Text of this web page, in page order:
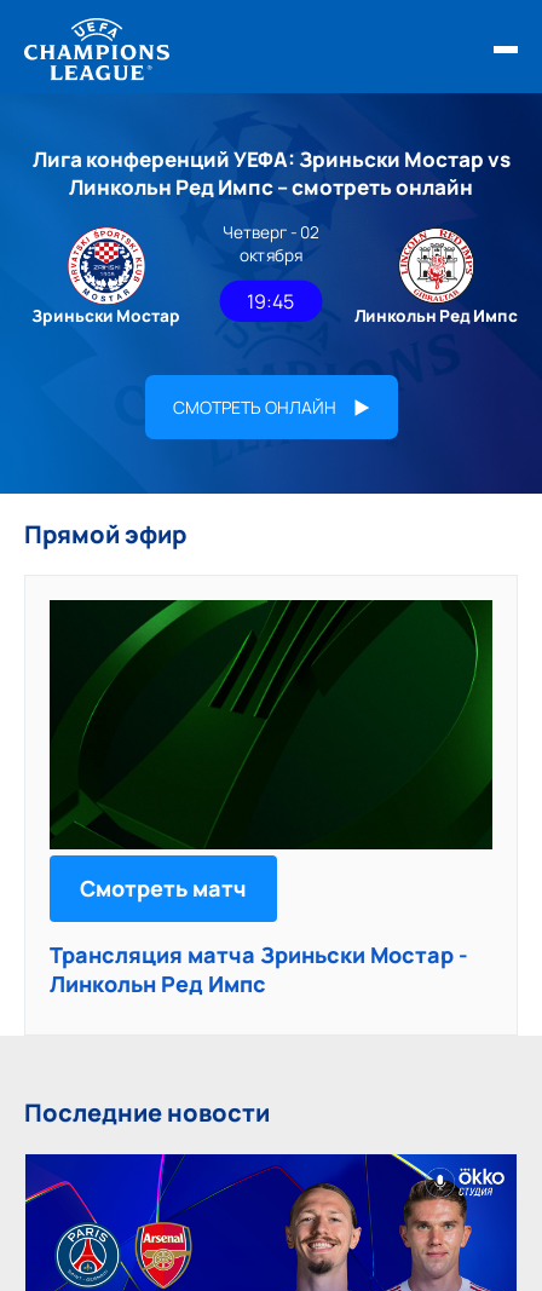
ОБЗОРЫ ЛЧ УЕФА
НОВОСТИ
РАСПИСАНИЕ
Лига конференций УЕФА: Зриньски Мостар vs
Линкольн Ред Импс – смотреть онлайн
Зриньски Мостар
Четверг - 02
октября
19:45
Линкольн Ред Импс
СМОТРЕТЬ ОНЛАЙН
Прямой эфир
Смотреть матч
Трансляция матча Зриньски Мостар -
Линкольн Ред Импс
Последние новости